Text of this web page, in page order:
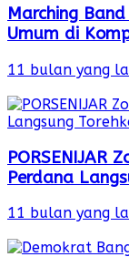
Marching
Umum di
11 bulan yang
PORSENIJAR
Perdana
11 bulan yang